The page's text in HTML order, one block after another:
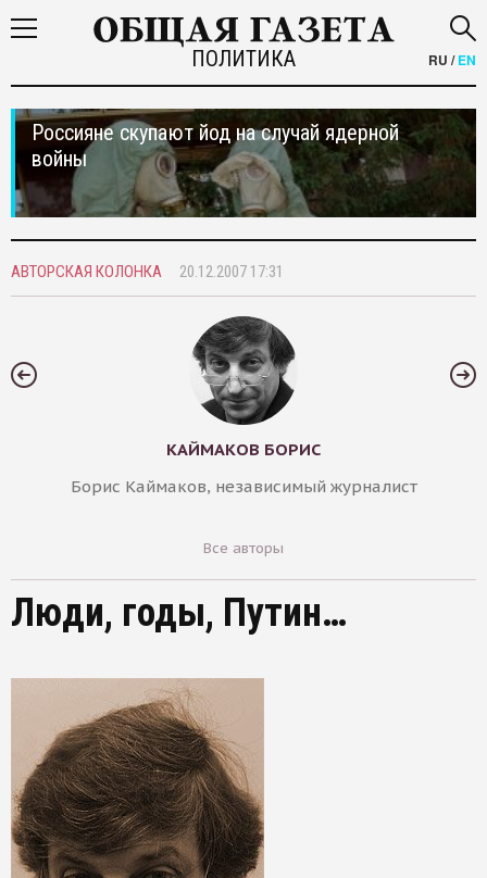
ПОЛИТИКА RU /EN
Россияне скупают йод на случай ядерной
войны
АВТОРСКАЯ КОЛОНКА 20.12.2007 17:31
КАЙМАКОВ БОРИС
Борис Каймаков, независимый журналист
Все авторы
Люди, годы, Путин…